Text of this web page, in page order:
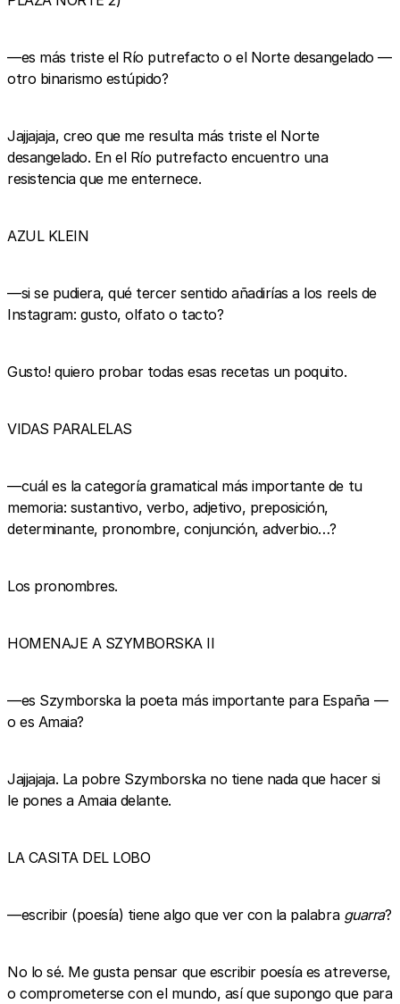
—es más triste el Río putrefacto o el Norte desangelado —
otro binarismo estúpido?
Jajjajaja, creo que me resulta más triste el Norte
desangelado. En el Río putrefacto encuentro una
resistencia que me enternece.
AZUL KLEIN
—si se pudiera, qué tercer sentido añadirías a los reels de
Instagram: gusto, olfato o tacto?
Gusto! quiero probar todas esas recetas un poquito.
VIDAS PARALELAS
—cuál es la categoría gramatical más importante de tu
memoria: sustantivo, verbo, adjetivo, preposición,
determinante, pronombre, conjunción, adverbio…?
Los pronombres.
HOMENAJE A SZYMBORSKA II
—es Szymborska la poeta más importante para España —
o es Amaia?
Jajjajaja. La pobre Szymborska no tiene nada que hacer si
le pones a Amaia delante.
LA CASITA DEL LOBO
—escribir (poesía) tiene algo que ver con la palabra guarra?
No lo sé. Me gusta pensar que escribir poesía es atreverse,
o comprometerse con el mundo, así que supongo que para